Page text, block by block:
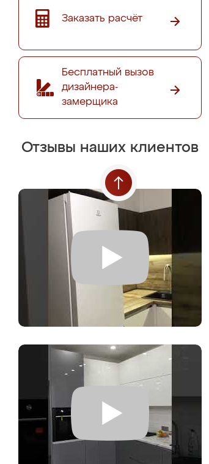
Заказать расчёт
Бесплатный вызов
дизайнера-
замерщика
Отзывы наших клиентов